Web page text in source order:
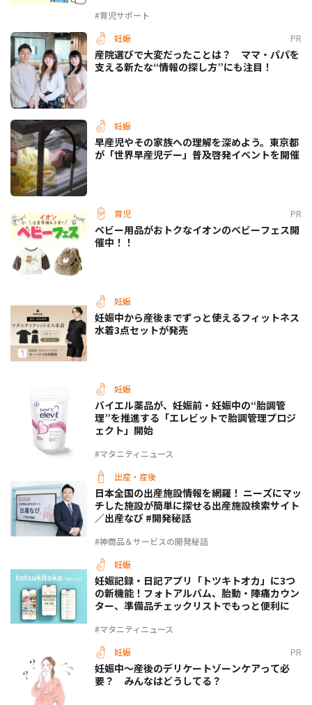
#育児サポート
妊娠 PR
産院選びで大変だったことは？ ママ・パパを
支える新たな“情報の探し方”にも注目！
妊娠
早産児やその家族への理解を深めよう。東京都
が「世界早産児デー」普及啓発イベントを開催
育児 PR
ベビー用品がおトクなイオンのベビーフェス開
催中！！
妊娠
妊娠中から産後までずっと使えるフィットネス
水着3点セットが発売
妊娠
#マタニティニュース
バイエル薬品が、妊娠前・妊娠中の“胎調管
理”を推進する「エレビットで胎調管理プロジ
ェクト」開始
出産・産後
#神商品＆サービスの開発秘話
日本全国の出産施設情報を網羅！ ニーズにマッ
チした施設が簡単に探せる出産施設検索サイト
／出産なび #開発秘話
妊娠
#マタニティニュース
妊娠記録・日記アプリ「トツキトオカ」に3つ
の新機能！フォトアルバム、胎動・陣痛カウン
ター、準備品チェックリストでもっと便利に
妊娠 PR
妊娠中〜産後のデリケートゾーンケアって必
要？ みんなはどうしてる？